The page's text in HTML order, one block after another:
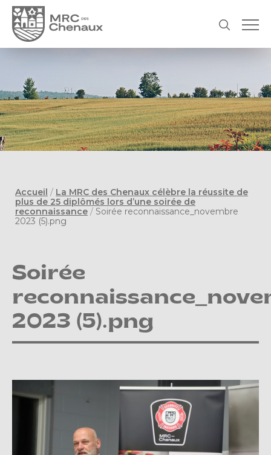
Accueil / La MRC des Chenaux célèbre la réussite de
plus de 25 diplômés lors d’une soirée de
reconnaissance / Soirée reconnaissance_novembre
2023 (5).png
Soirée
2023 (5).png